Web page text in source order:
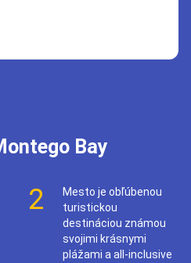
Bay
2
Mesto je obľúbenou
turistickou
destináciou známou
svojimi krásnymi
plážami a all-inclusive